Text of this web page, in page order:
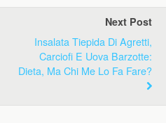
Next Post
Insalata Tiepida Di Agretti,
Carciofi E Uova Barzotte:
Dieta, Ma Chi Me Lo Fa Fare?